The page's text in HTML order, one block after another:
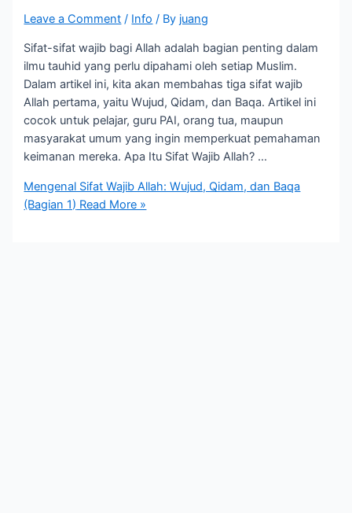
Leave a Comment / Info / By juang
Sifat-sifat wajib bagi Allah adalah bagian penting dalam
ilmu tauhid yang perlu dipahami oleh setiap Muslim.
Dalam artikel ini, kita akan membahas tiga sifat wajib
Allah pertama, yaitu Wujud, Qidam, dan Baqa. Artikel ini
cocok untuk pelajar, guru PAI, orang tua, maupun
masyarakat umum yang ingin memperkuat pemahaman
keimanan mereka. Apa Itu Sifat Wajib Allah? …
Mengenal Sifat Wajib Allah: Wujud, Qidam, dan Baqa
(Bagian 1) Read More »